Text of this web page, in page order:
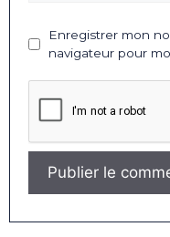
Enregistrer mon
navigateur pour